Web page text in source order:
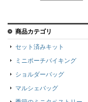
商品カテゴリ
セット済みキット
ミニポーチバイキング
ショルダーバッグ
マルシェバッグ